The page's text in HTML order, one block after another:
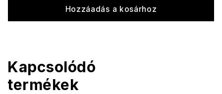
Hozzáadás a kosárhoz
Kapcsolódó
termékek